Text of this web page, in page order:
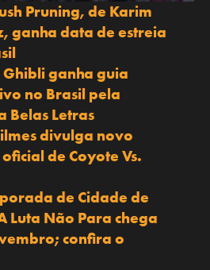
Pruning, de Karim
ganha data de estreia
Ghibli ganha guia
no Brasil pela
Belas Letras
divulga novo
de Coyote Vs.
de Cidade de
Luta Não Para chega
confira o